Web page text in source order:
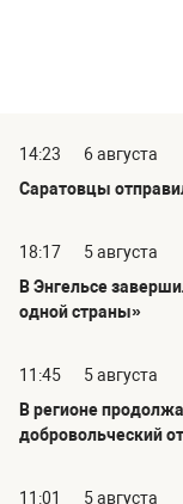
14:23
6 августа
Саратовцы
18:17
5 августа
В Энгельсе
одной страны»
11:45
5 августа
В регионе
добровольческий
11:01
5 августа